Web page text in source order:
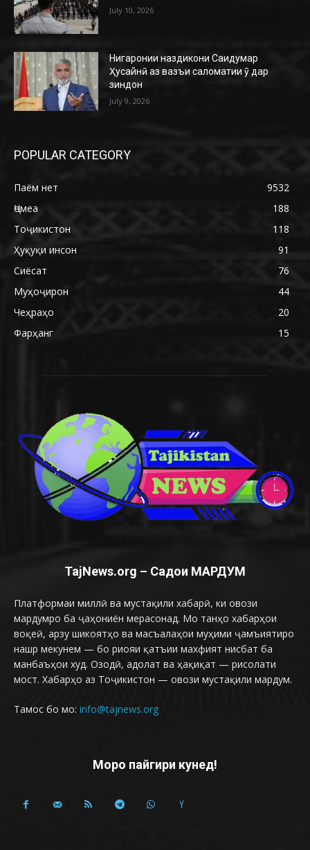
July 10, 2026
Нигаронии наздикони Саидумар
Ҳусайнӣ аз вазъи саломатии ӯ дар
зиндон
July 9, 2026
POPULAR CATEGORY
Паём нет
9532
Ҷомеа
188
Тоҷикистон
118
Ҳуқуқи инсон
91
Сиёсат
76
Муҳоҷирон
44
Чеҳраҳо
20
Фарҳанг
15
TajNews.org – Садои МАРДУМ
Платформаи миллӣ ва мустақили хабарӣ, ки овози
мардумро ба ҷаҳониён мерасонад. Мо танҳо хабарҳои
воқеӣ, арзу шикоятҳо ва масъалаҳои муҳими ҷамъиятиро
нашр мекунем — бо риояи қатъии махфият нисбат ба
манбаъҳои худ. Озодӣ, адолат ва ҳақиқат — рисолати
мост. Хабарҳо аз Тоҷикистон — овози мустақили мардум.
Тамос бо мо: info@tajnews.org
Моро пайгири кунед!